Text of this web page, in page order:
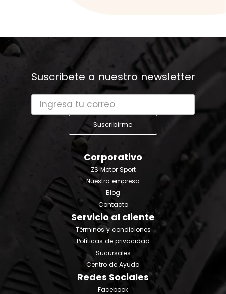
Suscribete a nuestro newsletter
Suscribirme
Corporativo
ZS Motor Sport
Nuestra empresa
Blog
Contacto
Servicio al cliente
Términos y condiciones
Políticas de privacidad
Sucursales
Centro de Ayuda
Redes Sociales
Facebook